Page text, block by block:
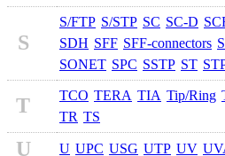
S
S/FTP S/STP SC SC-D
SDH SFF SFF-connectors
SONET SPC SSTP ST
T TCO TERA TIA Tip/Ring
TR TS
U U UPC USG UTP UV